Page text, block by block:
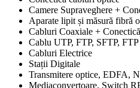
Camere Supraveghere +
Aparate lipit și măsură fibră
Cabluri Coaxiale +
Cablu UTP, FTP, SFTP,
Cabluri Electrice
Stații Digitale
Transmitere optice, EDFA,
Mediaconvertoare, Switch